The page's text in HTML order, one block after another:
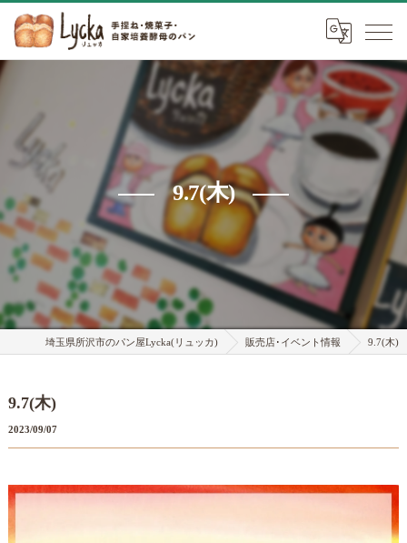
9.7(木)
埼玉県所沢市のパン屋Lycka(リュッカ) 販売店･イベント情報 9.7(木)
9.7(木)
2023/09/07